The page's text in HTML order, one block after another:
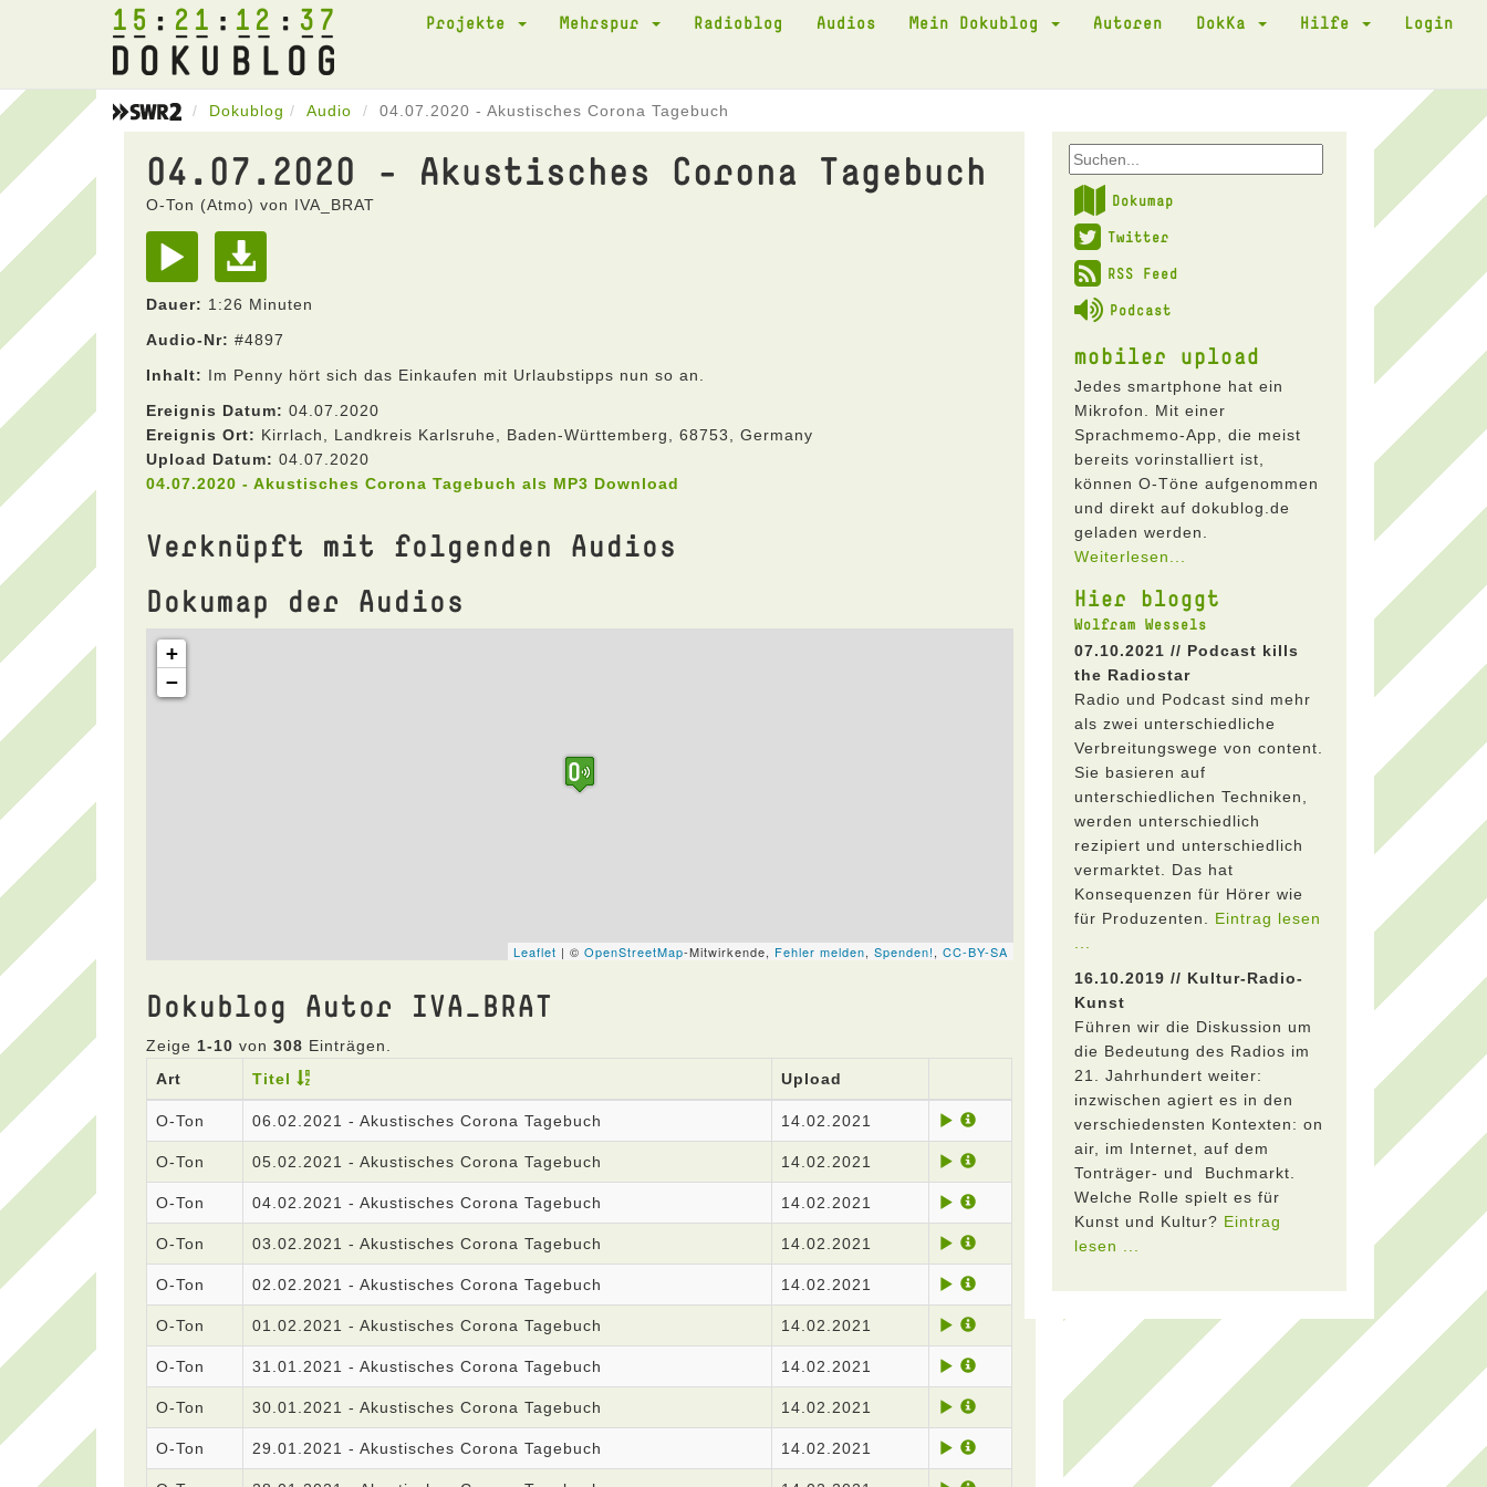
15 21 12 37 Projekte Mehrspur Radioblog Audios Mein Dokublog Autoren DokKa Hilfe Login
Dokublog Audio 04.07.2020 - Akustisches Corona Tagebuch
04.07.2020 - Akustisches Corona Tagebuch
O-Ton (Atmo) von IVA_BRAT
Dauer: 1:26 Minuten
Audio-Nr: #4897
Inhalt: Im Penny hört sich das Einkaufen mit Urlaubstipps nun so an.
Ereignis Datum: 04.07.2020
Ereignis Ort: Kirrlach, Landkreis Karlsruhe, Baden-Württemberg, 68753, Germany
Upload Datum: 04.07.2020
04.07.2020 - Akustisches Corona Tagebuch als MP3 Download
Verknüpft mit folgenden Audios
Dokumap der Audios
Dokublog Autor IVA_BRAT
Zeige 1-10 von 308 Einträgen.
Art
Titel Upload
O-Ton 06.02.2021 - Akustisches Corona Tagebuch 14.02.2021
O-Ton 05.02.2021 - Akustisches Corona Tagebuch 14.02.2021
O-Ton 04.02.2021 - Akustisches Corona Tagebuch 14.02.2021
O-Ton 03.02.2021 - Akustisches Corona Tagebuch 14.02.2021
O-Ton 02.02.2021 - Akustisches Corona Tagebuch 14.02.2021
O-Ton 01.02.2021 - Akustisches Corona Tagebuch 14.02.2021
O-Ton 31.01.2021 - Akustisches Corona Tagebuch 14.02.2021
O-Ton 30.01.2021 - Akustisches Corona Tagebuch 14.02.2021
O-Ton 29.01.2021 - Akustisches Corona Tagebuch 14.02.2021
Dokumap
Twitter
RSS Feed
Podcast
mobiler upload
Jedes smartphone hat ein
Mikrofon. Mit einer
Sprachmemo-App, die meist
bereits vorinstalliert ist,
können O-Töne aufgenommen
und direkt auf dokublog.de
geladen werden.
Weiterlesen...
Hier bloggt
Wolfram Wessels
07.10.2021 // Podcast kills
the Radiostar
Radio und Podcast sind mehr
als zwei unterschiedliche
Verbreitungswege von content.
Sie basieren auf
unterschiedlichen Techniken,
werden unterschiedlich
rezipiert und unterschiedlich
vermarktet. Das hat
Konsequenzen für Hörer wie
für Produzenten. Eintrag lesen
16.10.2019 // Kultur-Radio-
Kunst
Führen wir die Diskussion um
die Bedeutung des Radios im
21. Jahrhundert weiter:
inzwischen agiert es in den
verschiedensten Kontexten: on
air, im Internet, auf dem
Tonträger- und Buchmarkt.
Welche Rolle spielt es für
Kunst und Kultur? Eintrag
lesen ...